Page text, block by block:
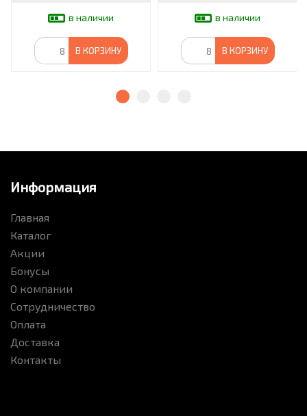
в наличии
В КОРЗИНУ
в наличии
В КОРЗИНУ
Информация
Главная
Каталог
Акции
Бонусы
О компании
Сотрудничество
Оплата
Доставка
Контакты